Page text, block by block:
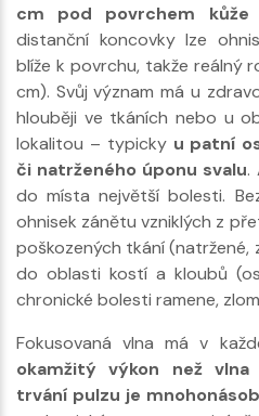
cm pod povrchem kůže
distanční koncovky lze
blíže k povrchu, takže reálný
cm). Svůj význam má u
hlouběji ve tkáních nebo u
lokalitou – typicky u patní
či natrženého úponu svalu.
do místa největší bolesti.
ohnisek zánětu vzniklých z
poškozených tkání (natržené,
do oblasti kostí a kloubů
chronické bolesti ramene,
Fokusovaná vlna má v
okamžitý výkon než
trvání pulzu je